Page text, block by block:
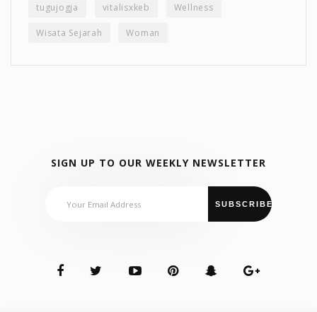
tugujogja vitalisxkeb Wellness
Wisata Sejarah Woman
SIGN UP TO OUR WEEKLY NEWSLETTER